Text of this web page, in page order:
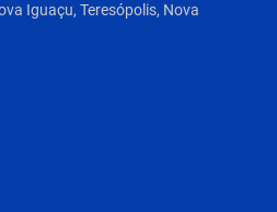
Iguaçu, Teresópolis, Nova